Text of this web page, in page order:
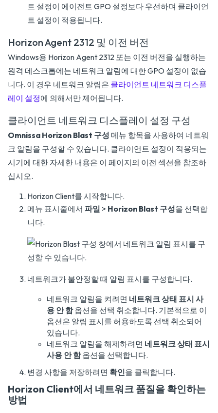
트 설정이 에이전트 GPO 설정보다 우선하며 클라이언
트 설정이 적용됩니다.
Horizon Agent 2312 및 이전 버전
Windows용 Horizon Agent 2312 또는 이전 버전을 실행하는
원격 데스크톱에는 네트워크 알림에 대한 GPO 설정이 없습
니다. 이 경우 네트워크 알림은 클라이언트 네트워크 디스플
레이 설정에 의해서만 제어됩니다.
클라이언트 네트워크 디스플레이 설정 구성
Omnissa Horizon Blast 구성 메뉴 항목을 사용하여 네트워
크 알림을 구성할 수 있습니다. 클라이언트 설정이 적용되는
시기에 대한 자세한 내용은 이 페이지의 이전 섹션을 참조하
십시오.
Horizon Client를 시작합니다.
메뉴 표시줄에서 파일 > Horizon Blast 구성을 선택합
니다.
네트워크가 불안정할 때 알림 표시를 구성합니다.
네트워크 알림을 켜려면 네트워크 상태 표시 사
용 안 함옵션을 선택 취소합니다. 기본적으로 이
옵션은 알림 표시를 허용하도록 선택 취소되어
있습니다.
네트워크 알림을 해제하려면 네트워크 상태 표시
사용 안 함옵션을 선택합니다.
변경 사항을 저장하려면 확인을 클릭합니다.
Horizon Client에서 네트워크 품질을 확인하는
방법